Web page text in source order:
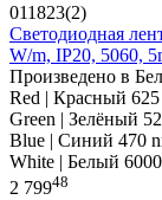
011823(2)
Светодиодная
W/m, IP20, 5060,
Произведено в
Red | Красный
Green | Зелёный
Blue | Синий 470
White | Белый
2 79948